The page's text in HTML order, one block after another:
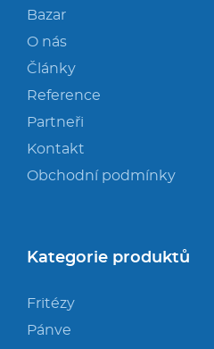
Bazar
O nás
Články
Reference
Partneři
Kontakt
Obchodní podmínky
Kategorie produktů
Fritézy
Pánve